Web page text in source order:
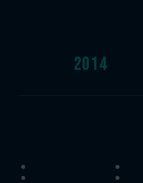
2014